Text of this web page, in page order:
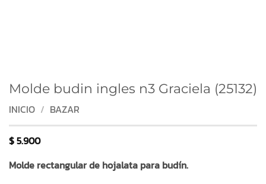
Molde budin ingles n3 Graciela (25132)
INICIO / BAZAR
$5.900
Molde rectangular de hojalata para budín.